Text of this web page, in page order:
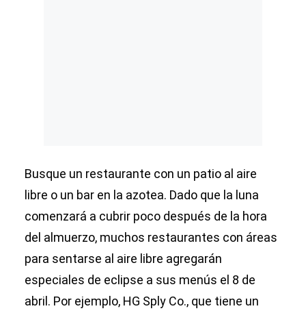
Busque un restaurante con un patio al aire
libre o un bar en la azotea. Dado que la luna
comenzará a cubrir poco después de la hora
del almuerzo, muchos restaurantes con áreas
para sentarse al aire libre agregarán
especiales de eclipse a sus menús el 8 de
abril. Por ejemplo, HG Sply Co., que tiene un